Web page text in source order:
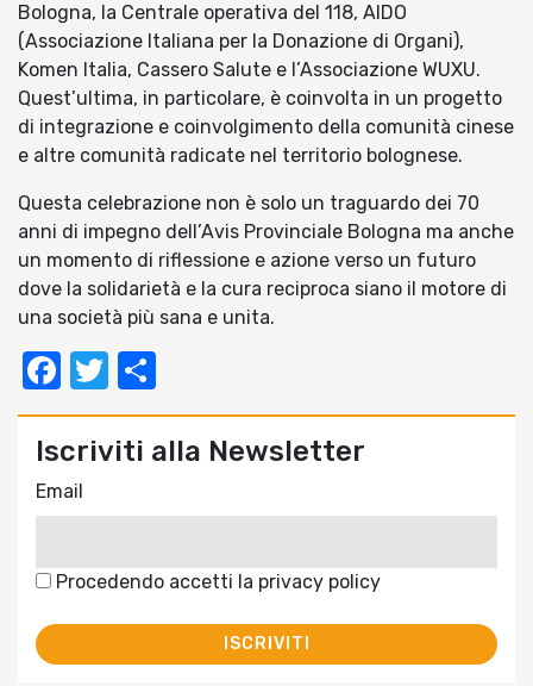
Bologna, la Centrale operativa del 118, AIDO
(Associazione Italiana per la Donazione di Organi),
Komen Italia, Cassero Salute e l’Associazione WUXU.
Quest’ultima, in particolare, è coinvolta in un progetto
di integrazione e coinvolgimento della comunità cinese
e altre comunità radicate nel territorio bolognese.
Questa celebrazione non è solo un traguardo dei 70
anni di impegno dell’Avis Provinciale Bologna ma anche
un momento di riflessione e azione verso un futuro
dove la solidarietà e la cura reciproca siano il motore di
una società più sana e unita.
Facebook
Twitter
Iscriviti alla Newsletter
Email
Procedendo accetti la privacy policy